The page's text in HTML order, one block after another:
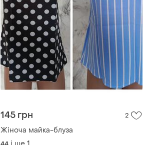
145 грн 2
Жіноча майка-блуза